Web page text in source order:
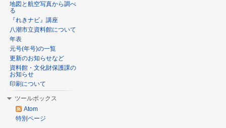
地図と航空写真から調べ
る
『れきナビ』講座
八潮市立資料館について
年表
元号(年号)の一覧
更新のお知らせなど
資料館・文化財保護課の
お知らせ
印刷について
ツールボックス
Atom
特別ページ